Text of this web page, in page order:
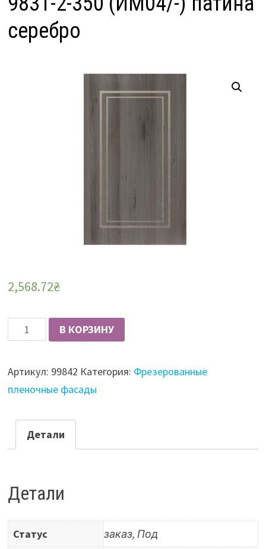
серебро
2,568.72₴
Количество
Фасад
16мм
QUADRO
ольха
новара
IMAWELL
24-
40033-
9831-
В КОРЗИНУ
Артикул: 99842 Категория: Фрезерованные
пленочные фасады
Детали
Детали
Статус
заказ, Под